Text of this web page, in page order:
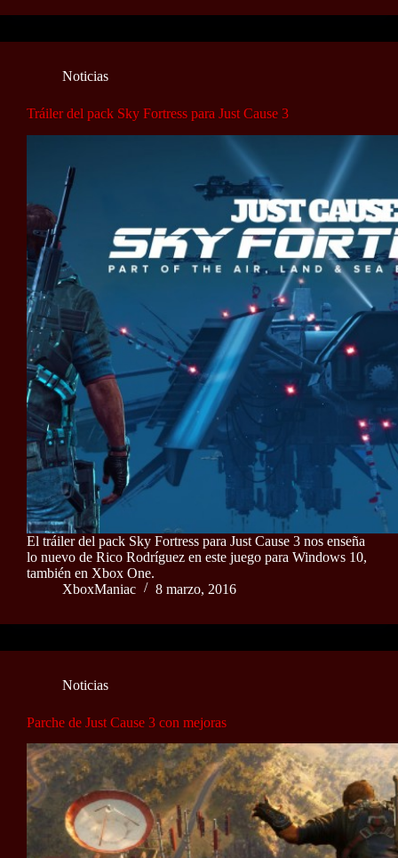
Noticias
Tráiler del pack Sky Fortress para Just Cause 3
El tráiler del pack Sky Fortress para Just Cause 3 nos enseña
lo nuevo de Rico Rodríguez en este juego para Windows 10,
también en Xbox One.
XboxManiac
8 marzo, 2016
Noticias
Parche de Just Cause 3 con mejoras